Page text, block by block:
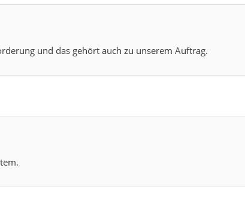
und das gehört auch zu unserem Auftrag.